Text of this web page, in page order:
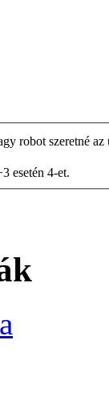
robot szeretné
esetén 4-et.